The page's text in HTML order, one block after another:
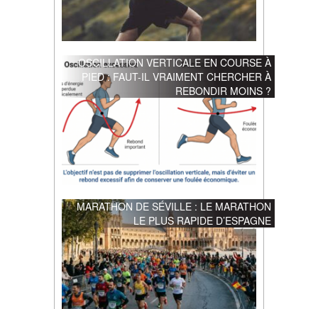
OSCILLATION VERTICALE EN COURSE À
PIED : FAUT-IL VRAIMENT CHERCHER À
REBONDIR MOINS ?
MARATHON DE SÉVILLE : LE MARATHON
LE PLUS RAPIDE D’ESPAGNE